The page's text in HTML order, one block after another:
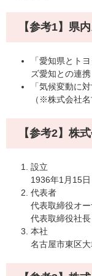
【参考1】県
「愛知県とト
ズ愛知との連
「気候変動に
（※株式会社
【参考2】株
設立
1936年1月15日
代表者
代表取締役オ
代表取締役社
本社
名古屋市東区